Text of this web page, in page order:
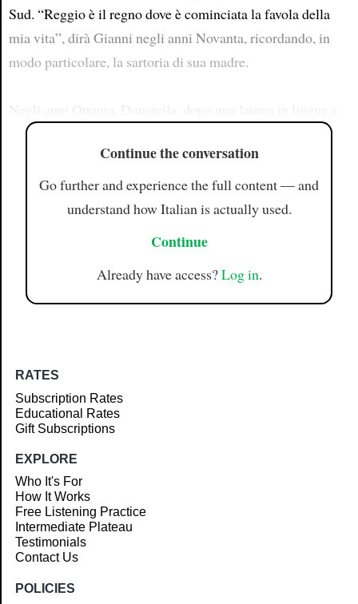
Sud. “Reggio è il regno dove è cominciata la favola della
mia vita”, dirà Gianni negli anni Novanta, ricordando, in
modo particolare, la sartoria di sua madre.
Continue the conversation
Go further and experience the full content — and
understand how Italian is actually used.
Continue
Already have access?Log in.
RATES
Subscription Rates
Educational Rates
Gift Subscriptions
EXPLORE
Who It's For
How It Works
Free Listening Practice
Intermediate Plateau
Testimonials
Contact Us
POLICIES